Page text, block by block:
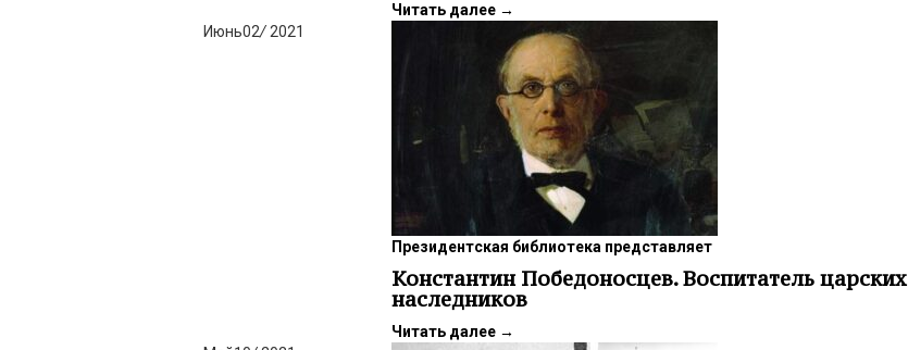
Читать далее →
Июнь02/ 2021
Президентская библиотека представляет
Константин Победоносцев. Воспитатель царских
наследников
Читать далее →